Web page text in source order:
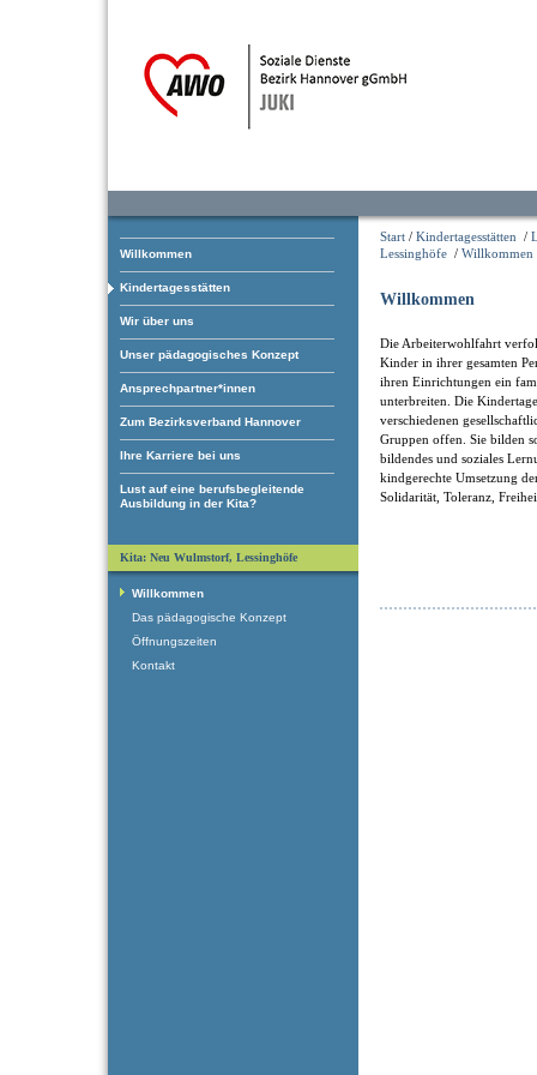
Willkommen
Kindertagesstätten
Wir über uns
Unser pädagogisches Konzept
Ansprechpartner*innen
Zum Bezirksverband Hannover
Ihre Karriere bei uns
Lust auf eine berufsbegleitende
Ausbildung in der Kita?
Start / Kindertagesstätten /
Lessinghöfe / Willkommen
Willkommen
Die Arbeiterwohlfahrt
Kinder in ihrer gesamten
ihren Einrichtungen ein
unterbreiten. Die
verschiedenen
Gruppen offen. Sie bilden
bildendes und soziales
kindgerechte Umsetzung
Solidarität, Toleranz,
Kita: Neu Wulmstorf, Lessinghöfe
Willkommen
Das pädagogische Konzept
Öffnungszeiten
Kontakt